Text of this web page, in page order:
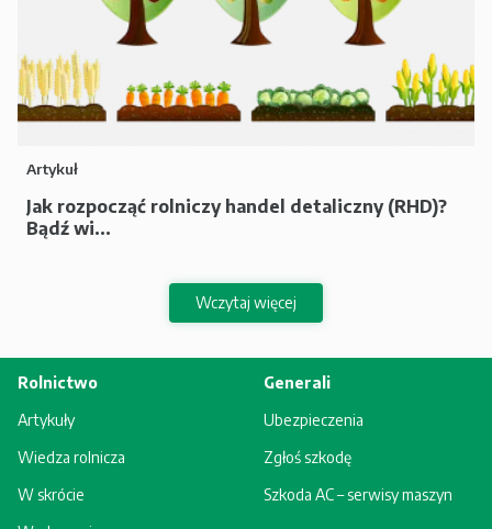
Artykuł
Jak rozpocząć rolniczy handel detaliczny (RHD)?
Bądź wi...
Wczytaj więcej
Rolnictwo
Artykuły
Wiedza rolnicza
W skrócie
Generali
Ubezpieczenia
Zgłoś szkodę
Szkoda AC – serwisy maszyn